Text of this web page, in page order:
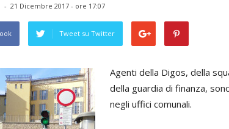
- 21 Dicembre 2017 - ore 17:07
Tweet su Twitter
Agenti della Digos, della
della guardia di finanza,
negli uffici comunali.